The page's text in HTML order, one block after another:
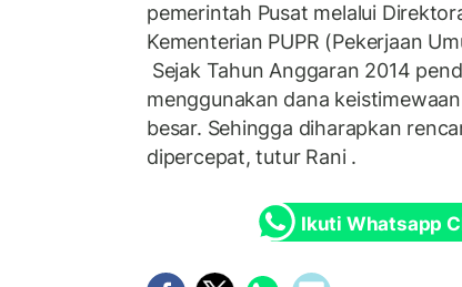
pemerintah Pusat melalui
Kementerian PUPR (Pekerjaan
Sejak Tahun Anggaran 2014
menggunakan dana
besar. Sehingga diharapkan
dipercepat, tutur Rani .
Ikuti Whatsapp